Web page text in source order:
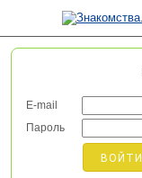
E-mail
Пароль